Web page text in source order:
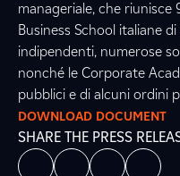
manageriale, che
Business School italiane
indipendenti, numerose
nonché le Corporate
pubblici e di alcuni ordini
DOWNLOAD DOCUMENT
SHARE THE PRESS